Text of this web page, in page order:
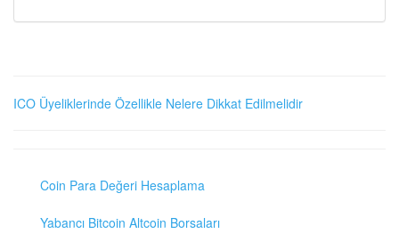
ICO Üyeliklerinde Özellikle Nelere Dikkat Edilmelidir
Coin Para Değeri Hesaplama
Yabancı Bitcoin Altcoin Borsaları